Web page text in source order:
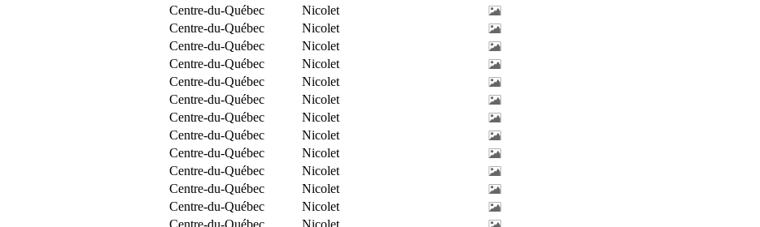
Centre-du-Québec
Nicolet
Centre-du-Québec
Nicolet
Centre-du-Québec
Nicolet
Centre-du-Québec
Nicolet
Centre-du-Québec
Nicolet
Centre-du-Québec
Nicolet
Centre-du-Québec
Nicolet
Centre-du-Québec
Nicolet
Centre-du-Québec
Nicolet
Centre-du-Québec
Nicolet
Centre-du-Québec
Nicolet
Centre-du-Québec
Nicolet
Centre-du-Québec
Nicolet